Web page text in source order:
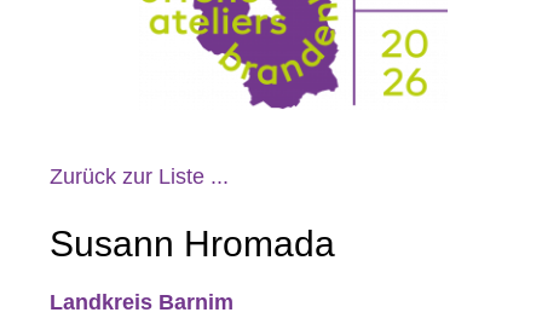
Zurück zur Liste ...
Susann Hromada
Landkreis Barnim